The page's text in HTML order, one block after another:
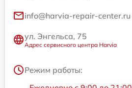
info@harvia-repair-center.ru
ул. Энгельса, 75
Адрес сервисного центра Harvia
Режим работы: